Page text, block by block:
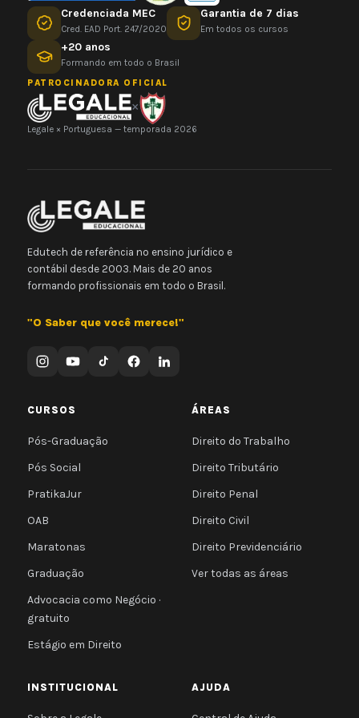
Credenciada MEC
Cred. EAD Port. 247/2020
Garantia de 7 dias
Em todos os cursos
+20 anos
Formando em todo o Brasil
PATROCINADORA OFICIAL
×
Legale × Portuguesa — temporada 2026
Edutech de referência no ensino jurídico e
contábil desde 2003. Mais de 20 anos
formando profissionais em todo o Brasil.
"O Saber que você merece!"
CURSOS
Pós-Graduação
Pós Social
PratikaJur
OAB
Maratonas
Graduação
Advocacia como Negócio ·
gratuito
Estágio em Direito
ÁREAS
Direito do Trabalho
Direito Tributário
Direito Penal
Direito Civil
Direito Previdenciário
Ver todas as áreas
INSTITUCIONAL AJUDA